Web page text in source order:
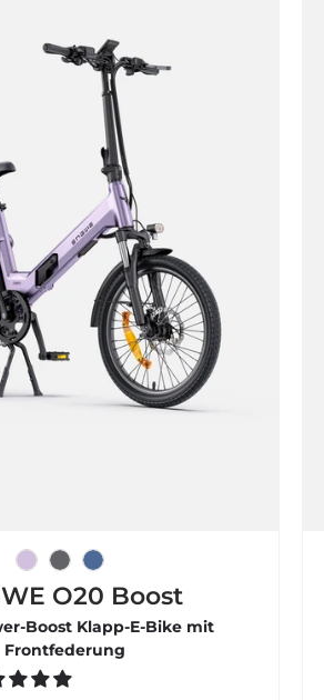
O20 Boost
Boost Klapp-E-Bike mit
Frontfederung